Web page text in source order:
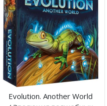
Evolution. Another World